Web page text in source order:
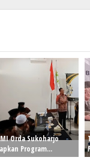
Orda Sukoharjo
Program...